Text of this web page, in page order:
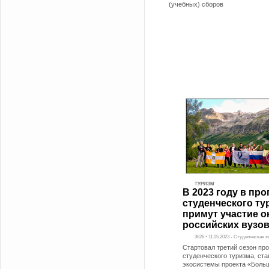
(учебных) сборов
ТУРИЗМ
В 2023 году в
студенческого
примут участие
российских вузов
3626 • 11.05.2023 - Студенческая
Стартовал третий сезон
студенческого туризма,
экосистемы проекта